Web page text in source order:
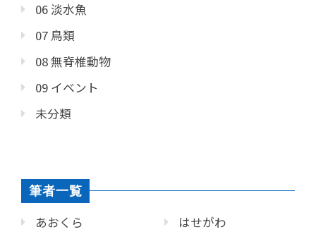
06 淡水魚
07 鳥類
08 無脊椎動物
09 イベント
未分類
筆者一覧
あおくら
はせがわ